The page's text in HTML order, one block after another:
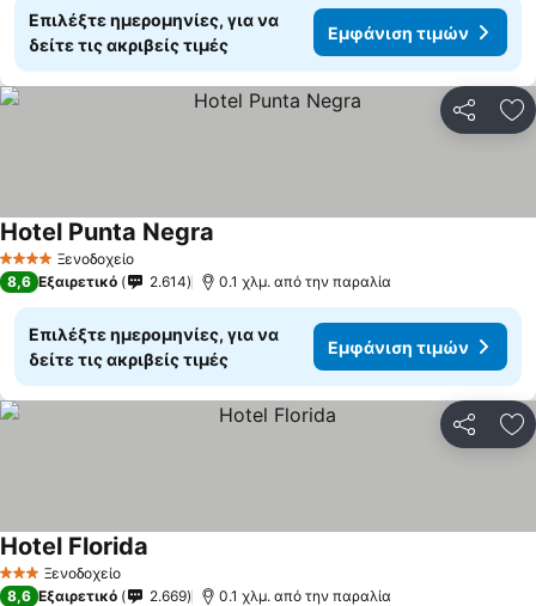
Επιλέξτε ημερομηνίες, για να
δείτε τις ακριβείς τιμές
Εμφάνιση τιμών
4 ΑστέριαΞενοδοχείο
Hotel Punta Negra
8,6 Εξαιρετικό 2.614 0.1 χλμ. από την παραλία
Επιλέξτε ημερομηνίες, για να
δείτε τις ακριβείς τιμές
Εμφάνιση τιμών
3 ΑστέριαΞενοδοχείο
Hotel Florida
8,6 Εξαιρετικό 2.669 0.1 χλμ. από την παραλία